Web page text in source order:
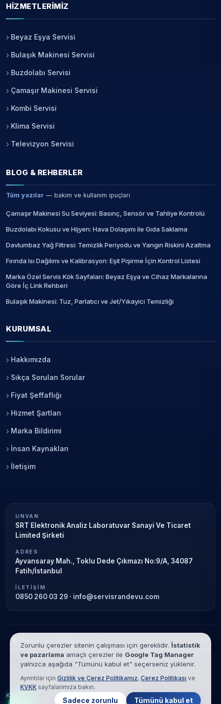
HIZMETLERIMIZ
Beyaz Eşya Servisi
Bulaşık Makinesi Servisi
Buzdolabı Servisi
Çamaşır Makinesi Servisi
Kombi Servisi
Klima Servisi
Televizyon Servisi
BLOG & REHBERLER
Tüm yazılar — bakım ve kullanım ipuçları
Çamaşır Makinesi Su Seviyesi: Basınç, Sensör ve Tahliye Kontrolü
Buzdolabı Kokusu ve Hijyen: Hava Dolaşımı ile Gıda Saklama
Davlumbaz Yağ Filtresi: Temizlik Periyodu ve Yangın Riskini Azaltma
Fırında Isı Dağılımı ve Kalibrasyon: Eşit Pişirme İçin Kontrol Listesi
Marka Özel Servis Kök Sayfaları: Beyaz Eşya ve Cihaz Markalarına
Göre İç Link Rehberi
Bulaşık Makinesi: Tuz, Parlatıcı ve Jet/Yıkayici Temizliği
KURUMSAL
Hakkımızda
Sıkça Sorulan Sorular
Fiyat Şeffaflığı
Hizmet Şartları
Marka Bildirimi
İnsan Kaynakları
İletişim
UNVAN
SRT Elektronik Analiz Laboratuvar Sanayi Ve Ticaret
Limited Şirketi
ADRES
Ayvansaray Mah., Toklu Dede Çıkmazı No:9/A, 34087
Fatih/İstanbul
İLETIŞIM
0850 260 03 29 · info@servisrandevu.com
Garanti süresi sona ermiş veya özel
servis kapsamındaki cihazlar için hizmet verilir. Marka adları yalnızca
tanımlama amaçlıdır; yetkili servis ilişkisi bulunmamaktadır.
© 2026 SRT Elektronik Analiz Laboratuvar Sanayi Ve Ticaret Limited
Şirketi. Tüm hakları saklıdır.
KVKK
Çerez Politikası Hizmet Şartları
Zorunlu çerezler sitenin çalışması için gereklidir. İstatistik
ve pazarlama amaçlı çerezler ile Google Tag Manager
yalnızca aşağıda "Tümünü kabul et" seçerseniz yüklenir.
Ayrıntılar için Gizlilik ve Çerez Politikamız, Çerez Politikası ve
KVKK sayfalarımıza bakın.
Sadece zorunlu Tümünü kabul et